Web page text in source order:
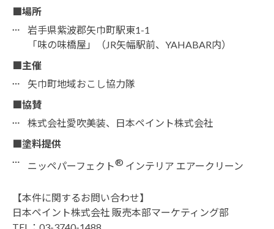
■場所
岩手県紫波郡矢巾町駅東1-1
「味の味橋屋」（JR矢幅駅前、YAHABAR内）
■主催
矢巾町地域おこし協力隊
■協賛
株式会社愛吹美装、日本ペイント株式会社
■塗料提供
ニッペパーフェクト® インテリア エアークリーン
【本件に関するお問い合わせ】
日本ペイント株式会社 販売本部マーケティング部
TEL：03-3740-1488